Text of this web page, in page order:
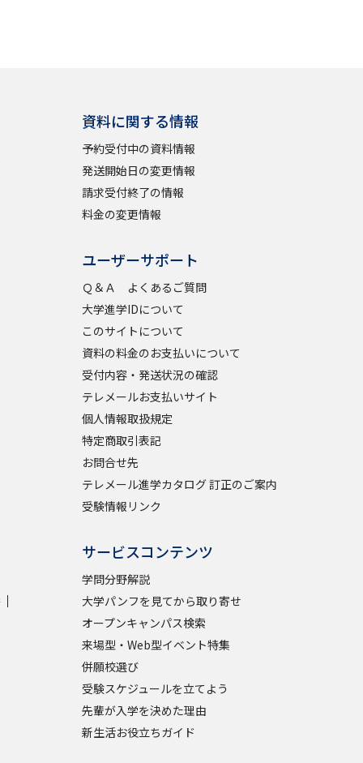
資料に関する情報
予約受付中の資料情報
発送開始日の変更情報
請求受付終了の情報
料金の変更情報
ユーザーサポート
Ｑ＆Ａ よくあるご質問
大学進学IDについて
このサイトについて
資料の料金のお支払いについて
受付内容・発送状況の確認
テレメールお支払いサイト
個人情報取扱規定
特定商取引表記
お問合せ先
テレメール進学カタログ 訂正のご案内
受験情報リンク
サービスコンテンツ
学問分野解説
大学パンフを見てから取り寄せ
オープンキャンパス検索
来場型・Web型イベント特集
併願校選び
受験スケジュールを立てよう
先輩が入学を決めた理由
新生活お役立ちガイド